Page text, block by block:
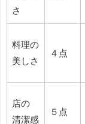
さ
料理の
美しさ
４点
店の
清潔感
５点